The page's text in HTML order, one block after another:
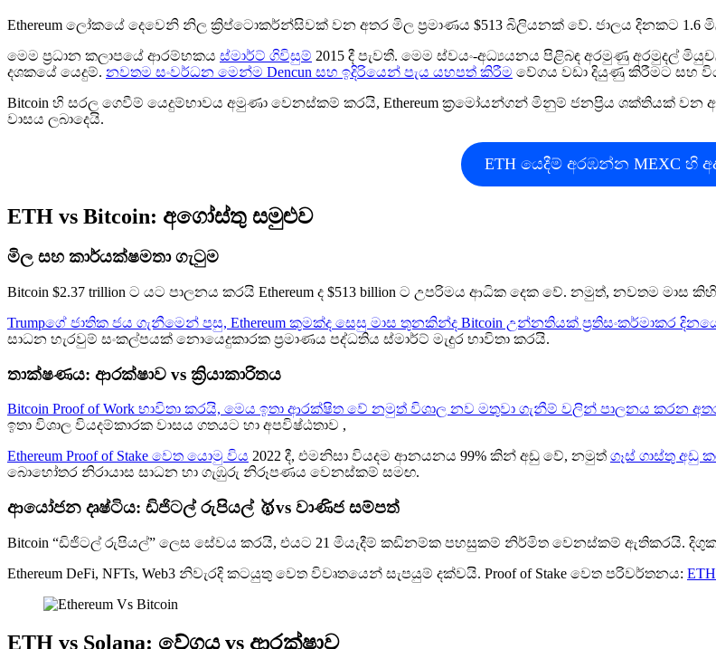
Ethereum ලෝකයේ දෙවෙනි නිල ක්‍රිප්ටොකර්න්සිවක් වන අතර මිල ප්‍රමාණය $513 බිලියනක් වේ. ජාලය දිනකට 1.6
මෙම ප්‍රධාන කලාපයේ ආරම්භකය ස්මාර්ට් ගිවිසුම් 2015 දී පැවතී. මෙම ස්වයං-අධ්‍යයනය පිළිබඳ අරමුණු අරමුදල්
දශකයේ යෙදුම්. නවතම සංවර්ධන මෙන්ම Dencun සහ ඉදිරියෙන් පැය යහපත් කිරීම වේගය වඩා දියුණු කිරීමට සහ
Bitcoin හි සරල ගෙවීම් යෙදුම්භාවය අමුණා වෙනස්කම් කරයි, Ethereum ක්‍රමෝයන්ගන් මිනුම් ජනප්‍රිය ශක්තියක්
වාසය ලබාදෙයි.
ETH යෙදීම් අරඹන්න MEXC හි
ETH vs Bitcoin: අගෝස්තු සමුළුව
මිල සහ කාර්යක්ෂමතා ගැටුම
Bitcoin $2.37 trillion ට යට පාලනය කරයි Ethereum ද $513 billion ට උපරිමය ආධික දෙක වේ. නමුත්, නවතම මාස
Trumpගේ ජාතික ජය ගැනීමෙන් පසු, Ethereum කුමක්ද සෙසු මාස තුනකින්ද Bitcoin උන්නතියක් ප්‍රතිසංකර්මාකර
සාධන හැරවුම් සංකල්පයක් නොයෙදුකාරක ප්‍රමාණය පද්ධතිය ස්මාර්ට් මැදුර භාවිතා කරයි.
තාක්ෂණය: ආරක්ෂාව vs ක්‍රියාකාරිතය
Bitcoin Proof of Work භාවිතා කරයි, මෙය ඉතා ආරක්ෂිත වේ නමුත් විශාල නව මතුවා ගැනීම් වලින් පාලනය කරන
ඉතා විශාල වියදම්කාරක වාසය ගතයට හා අපවිෂ්ඨතාව ,
Ethereum Proof of Stake වෙත යොමු විය 2022 දී, එමනිසා වියදම ආනයනය 99% කින් අඩු වේ, නමුත් ගෑස් ගාස්තු අඩු
බොහෝතර නිරායාස සාධන හා ගැඹුරු නිරූපණය වෙනස්කම් සමඟ.
ආයෝජන දෘෂ්ටිය: ඩිජිටල් රුපියල් 🥇vs වාණිජ සම්පත්
Bitcoin “ඩිජිටල් රුපියල්” ලෙස සේවය කරයි, එයට 21 මියැදීම් කඩිනම්ක පහසුකම් නිර්මිත වෙනස්කම් ඇතිකරයි.
Ethereum DeFi, NFTs, Web3 නිවැරදි කටයුතු වෙත විවෘතයෙන් සැපයුම් දක්වයි. Proof of Stake වෙත පරිවර්තනය:
ETH vs Solana: වේගය vs ආරක්ෂාව